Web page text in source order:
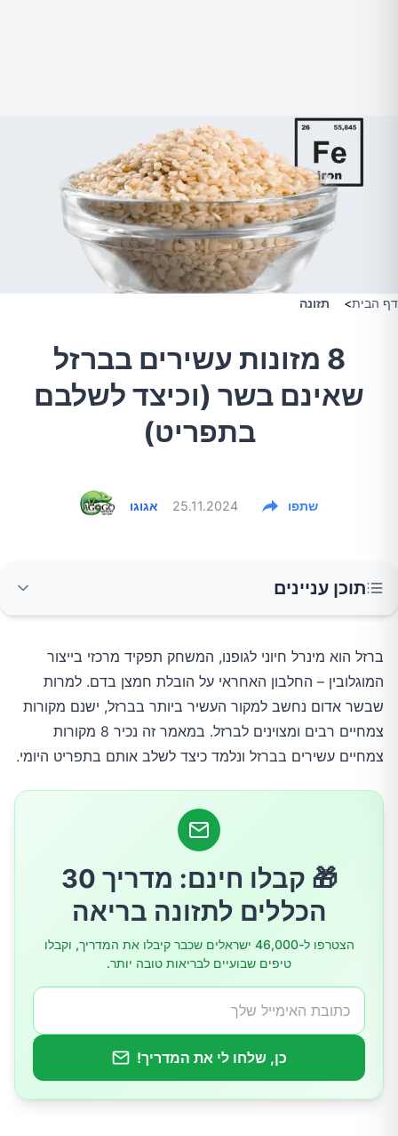
דף הבית> תזונה
8 מזונות עשירים בברזל
שאינם בשר (וכיצד לשלבם
בתפריט)
אגוגו 25.11.2024 שתפו
תוכן עניינים
למה חשוב לנו ברזל?
8 המזונות העשירים בברזל
4. כוסמת
6. קינואה
8. ספירולינה
טיפים לשיפור ספיגת הברזל
ברזל הוא מינרל חיוני לגופנו, המשחק תפקיד מרכזי בייצור
המוגלובין – החלבון האחראי על הובלת חמצן בדם. למרות
שבשר אדום נחשב למקור העשיר ביותר בברזל, ישנם מקורות
צמחיים רבים ומצוינים לברזל. במאמר זה נכיר 8 מקורות
צמחיים עשירים בברזל ונלמד כיצד לשלב אותם בתפריט היומי.
🎁 קבלו חינם: מדריך 30
הכללים לתזונה בריאה
הצטרפו ל-46,000 ישראלים שכבר קיבלו את המדריך, וקבלו
טיפים שבועיים לבריאות טובה יותר.
כן, שלחו לי את המדריך!